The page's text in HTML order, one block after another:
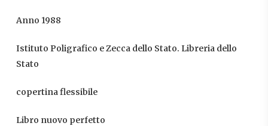
Anno 1988
Istituto Poligrafico e Zecca dello Stato. Libreria dello
Stato
copertina flessibile
Libro nuovo perfetto